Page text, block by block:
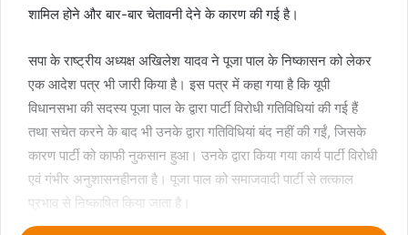
शामिल होने और बार-बार चेतावनी देने के कारण की गई है।
सपा के राष्ट्रीय अध्यक्ष अखिलेश यादव ने पूजा पाल के निष्कासन को लेकर
एक आदेश पत्र भी जारी किया है। इस पत्र में कहा गया है कि यूपी
विधानसभा की सदस्य पूजा पाल के द्वारा पार्टी विरोधी गतिविधियां की गई हैं
तथा सचेत करने के बाद भी उनके द्वारा गतिविधियां बंद नहीं की गईं, जिसके
कारण पार्टी को काफी नुकसान हुआ। उनके द्वारा किया गया कार्य पार्टी विरोधी
एवं गंभीर अनुशासनहीनता है। पूजा पाल को समाजवादी पार्टी से तत्काल
प्रभाव से निष्काषित किया जाता है।